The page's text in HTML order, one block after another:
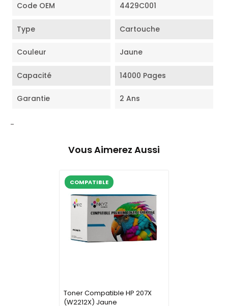
Code OEM 4429C001
Type Cartouche
Couleur Jaune
Capacité 14000 Pages
Garantie 2 Ans
-
Vous Aimerez Aussi
COMPATIBLE
Toner Compatible HP 207X
(W2212X) Jaune